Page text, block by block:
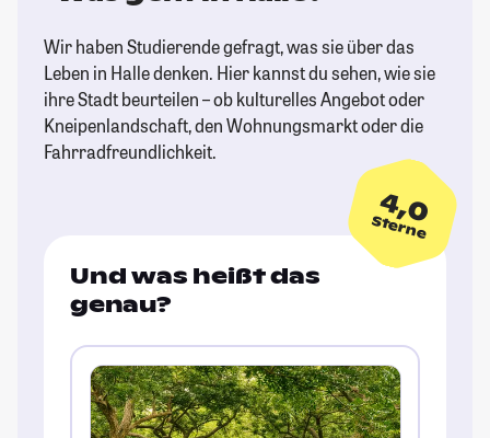
Wir haben Studierende gefragt, was sie über das
Leben in Halle denken. Hier kannst du sehen, wie sie
ihre Stadt beurteilen – ob kulturelles Angebot oder
Kneipenlandschaft, den Wohnungsmarkt oder die
Fahrradfreundlichkeit.
4,0
Sterne
Und was heißt das
genau?